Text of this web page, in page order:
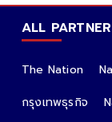
ALL PARTNER
The Nation
กรุงเทพธุรกิจ